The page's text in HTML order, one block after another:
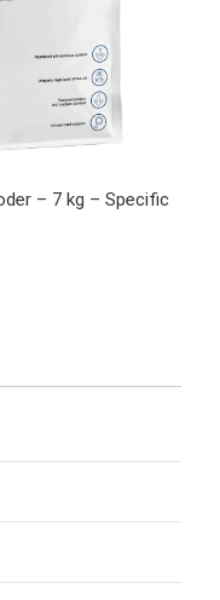
– 7 kg – Specific